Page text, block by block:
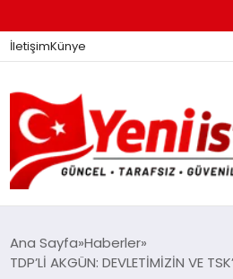
İletişimKünye
Ana Sayfa Haberler
TDP’Lİ AKGÜN: DEVLETİMİZİN VE